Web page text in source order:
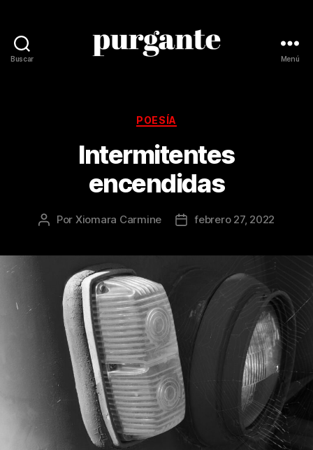
Buscar Menú
Categorías
POESÍA
Intermitentes
encendidas
Autor
publicación
Por Xiomara Carmine
Fechafebrero 27, 2022